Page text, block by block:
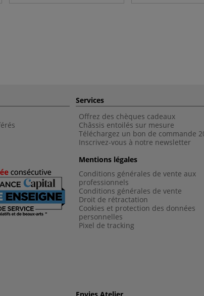
Services
Offrez des chèques cadeaux
Châssis entoilés sur mesure
Téléchargez un bon de commande
Inscrivez-vous à notre newsletter
Mentions légales
Conditions générales de vente aux
professionnels
Conditions générales de vente
Droit de rétractation
Cookies et protection des données
personnelles
Pixel de tracking